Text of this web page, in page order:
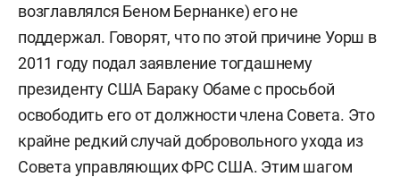
возглавлялся Беном Бернанке) его не
поддержал. Говорят, что по этой причине Уорш в
2011 году подал заявление тогдашнему
президенту США Бараку Обаме с просьбой
освободить его от должности члена Совета. Это
крайне редкий случай добровольного ухода из
Совета управляющих ФРС США. Этим шагом